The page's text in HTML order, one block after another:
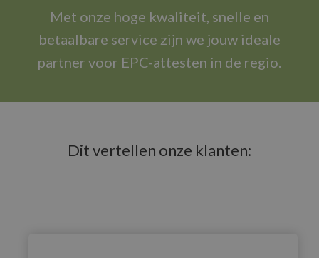
Met onze hoge kwaliteit, snelle en
betaalbare service zijn we jouw ideale
partner voor EPC-attesten in de regio.
Dit vertellen onze klanten: